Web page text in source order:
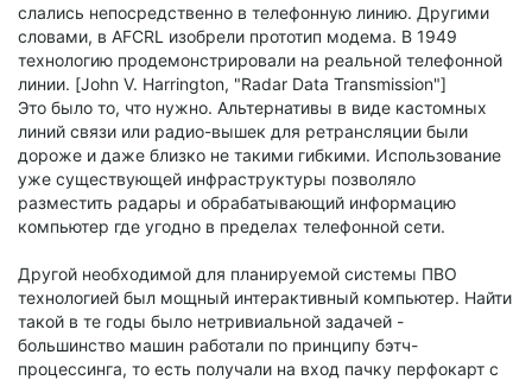
слались непосредственно в телефонную линию. Другими
словами, в AFCRL изобрели прототип модема. В 1949
технологию продемонстрировали на реальной телефонной
линии. [John V. Harrington, "Radar Data Transmission"]
Это было то, что нужно. Альтернативы в виде кастомных
линий связи или радио-вышек для ретрансляции были
дороже и даже близко не такими гибкими. Использование
уже существующей инфраструктуры позволяло
разместить радары и обрабатывающий информацию
компьютер где угодно в пределах телефонной сети.
Другой необходимой для планируемой системы ПВО
технологией был мощный интерактивный компьютер. Найти
такой в те годы было нетривиальной задачей -
большинство машин работали по принципу бэтч-
процессинга, то есть получали на вход пачку перфокарт с